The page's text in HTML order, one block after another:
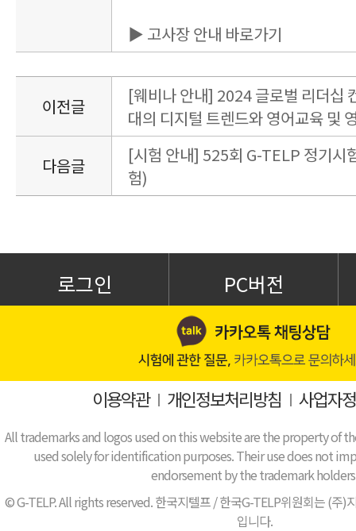
▶ 고사장 안내 바로가기
이전글
[웨비나 안내] 2024 글로벌 리더십
대의 디지털 트렌드와 영어교육 및
다음글
[시험 안내] 525회 G-TELP 정기시
험)
로그인 PC버전
이용약관I 개인정보처리방침 I 사업자
All trademarks and logos used on this website are the property of
used solely for identification purposes. Their use does not
endorsement by the trademark
© G-TELP. All rights reserved. 한국지텔프 / 한국G-TELP위원회는 (주)
입니다.